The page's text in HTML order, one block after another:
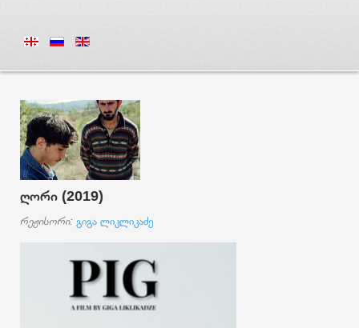
ღორი (2019)
რეჟისორი: გიგა ლიკლიკაძე